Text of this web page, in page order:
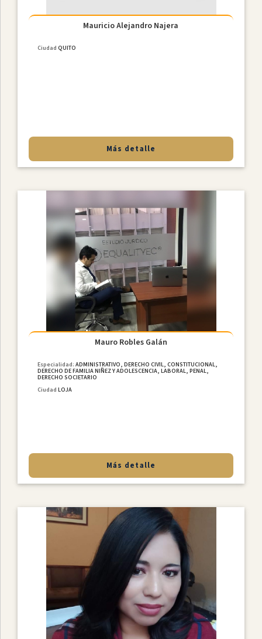
Mauricio Alejandro Najera
Ciudad QUITO
Más detalle
Mauro Robles Galán
Especialidad:ADMINISTRATIVO, DERECHO CIVIL, CONSTITUCIONAL,
DERECHO DE FAMILIA NIÑEZ Y ADOLESCENCIA, LABORAL, PENAL,
DERECHO SOCIETARIO
Ciudad LOJA
Más detalle